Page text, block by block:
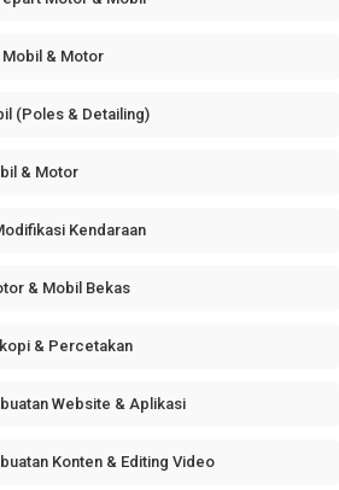
& Motor
(Poles & Detailing)
& Motor
Kendaraan
& Mobil Bekas
& Percetakan
Website & Aplikasi
Konten & Editing Video